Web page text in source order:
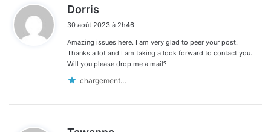
Dorris
t
:
30 août 2023 à 2h46
Amazing issues here. I am very glad to peer your post.
Thanks a lot and I am taking a look forward to contact you.
Will you please drop me a mail?
chargement…